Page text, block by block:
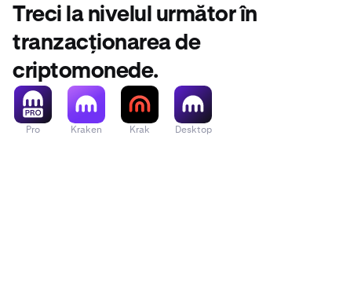
Treci la nivelul următor în
tranzacționarea de
criptomonede.
Pro Kraken Krak Desktop